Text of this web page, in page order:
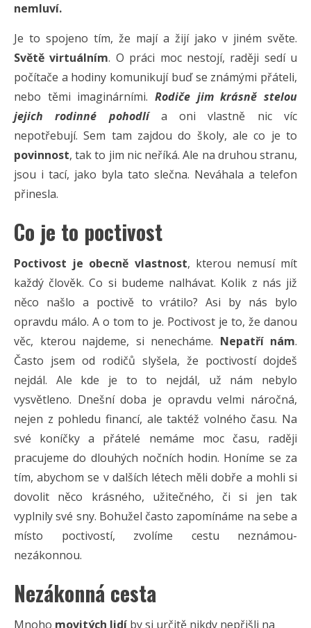
nemluví.
Je to spojeno tím, že mají a žijí jako v jiném světe.
Světě virtuálním. O práci moc nestojí, raději sedí u
počítače a hodiny komunikují buď se známými přáteli,
nebo těmi imaginárními. Rodiče jim krásně stelou
jejich rodinné pohodlí
a oni vlastně nic víc
nepotřebují. Sem tam zajdou do školy, ale co je to
povinnost, tak to jim nic neříká. Ale na druhou stranu,
jsou i tací, jako byla tato slečna. Neváhala a telefon
přinesla.
Co je to poctivost
Poctivost je obecně vlastnost, kterou nemusí mít
každý člověk. Co si budeme nalhávat. Kolik z nás již
něco našlo a poctivě to vrátilo? Asi by nás bylo
opravdu málo. A o tom to je. Poctivost je to, že danou
věc, kterou najdeme, si nenecháme. Nepatří nám.
Často jsem od rodičů slyšela, že poctivostí dojdeš
nejdál. Ale kde je to to nejdál, už nám nebylo
vysvětleno. Dnešní doba je opravdu velmi náročná,
nejen z pohledu financí, ale taktéž volného času. Na
své koníčky a přátelé nemáme moc času, raději
pracujeme do dlouhých nočních hodin. Honíme se za
tím, abychom se v dalších létech měli dobře a mohli si
dovolit něco krásného, užitečného, či si jen tak
vyplnily své sny. Bohužel často zapomínáme na sebe a
místo poctivostí, zvolíme cestu neznámou-
nezákonnou.
Nezákonná cesta
Mnoho movitých lidí by si určitě nikdy nepřišli na